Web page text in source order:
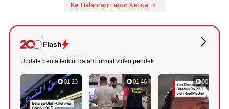
Ke Halaman Lapor Ketua
Flash
Update berita terkini dalam format video pendek.
01:23 01:46 00:43